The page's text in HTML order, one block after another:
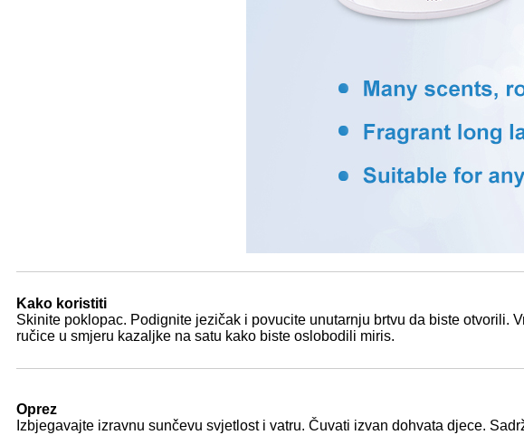
Kako koristiti
Skinite poklopac. Podignite jezičak i povucite unutarnju brtvu da biste otvorili.
ručice u smjeru kazaljke na satu kako biste oslobodili miris.
Oprez
Izbjegavajte izravnu sunčevu svjetlost i vatru. Čuvati izvan dohvata djece.